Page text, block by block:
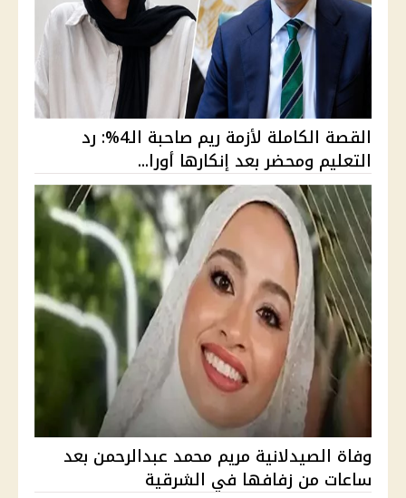
القصة الكاملة لأزمة ريم صاحبة الـ4%: رد
التعليم ومحضر بعد إنكارها أورا...
وفاة الصيدلانية مريم محمد عبدالرحمن بعد
ساعات من زفافها في الشرقية